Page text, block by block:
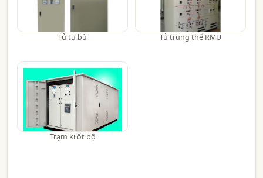
Tủ tụ bù Tủ trung thế RMU
Trạm ki ốt bộ